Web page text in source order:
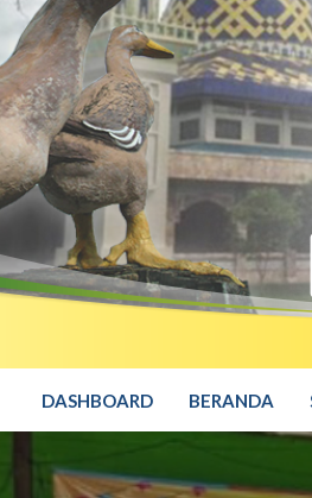
DASHBOARD BERANDA